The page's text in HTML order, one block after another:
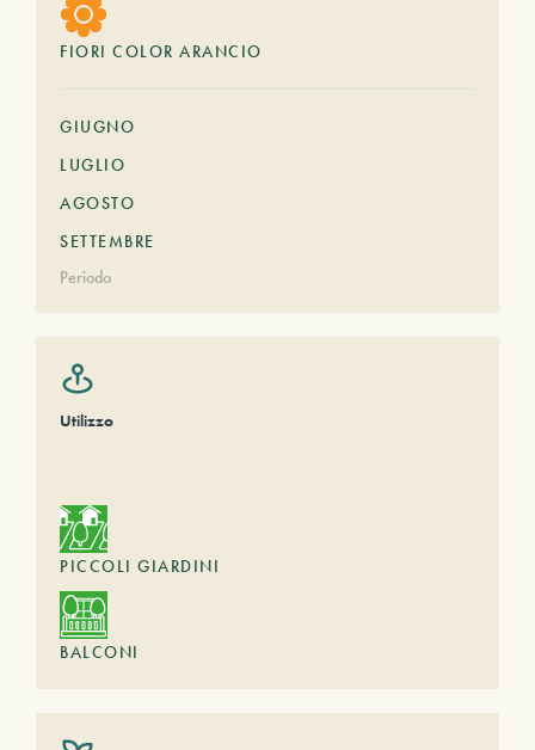
FIORI COLOR ARANCIO
GIUGNO
LUGLIO
AGOSTO
SETTEMBRE
Periodo
Utilizzo
PICCOLI GIARDINI
BALCONI